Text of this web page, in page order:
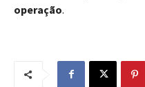
operação.